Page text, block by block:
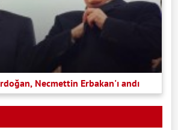
Necmettin Erbakan'ı andı